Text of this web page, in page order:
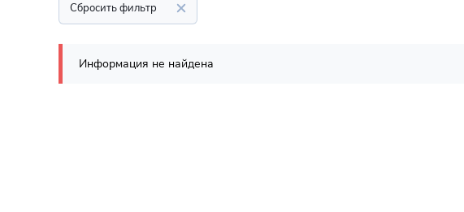
Сбросить фильтр
Информация не найдена